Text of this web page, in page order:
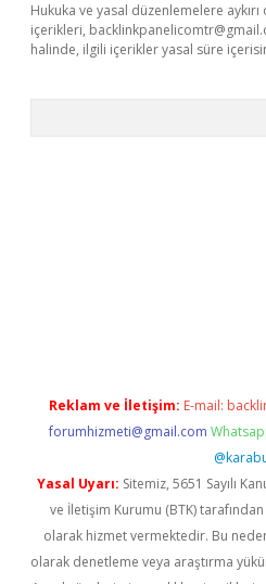
Hukuka ve yasal düzenlemelere
içerikleri,
halinde, ilgili içerikler yasal süre
Reklam ve İletişim: E-mail:
forumhizmeti@gmail.com
Yasal Uyarı: Sitemiz, 5651 Sayılı
ve İletişim Kurumu (BTK) tarafından
olarak hizmet vermektedir. Bu
olarak denetleme veya araştırma